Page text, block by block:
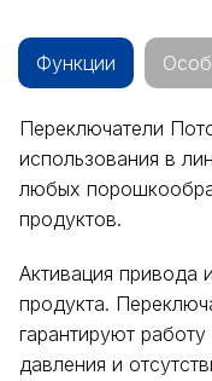
Функции
Переключатели
использования в
любых
продуктов.
Активация привода
продукта.
гарантируют
давления и